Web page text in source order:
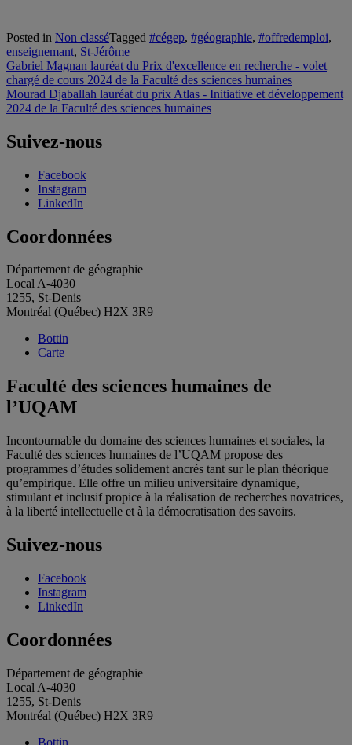
Posted in Non classéTagged #cégep, #géographie, #offredemploi,
enseignemant, St-Jérôme
Navigation
de
l'article
Gabriel Magnan lauréat du Prix d'excellence en recherche - volet
chargé de cours 2024 de la Faculté des sciences humaines
Mourad Djaballah lauréat du prix Atlas - Initiative et développement
2024 de la Faculté des sciences humaines
Suivez-nous
Facebook
Instagram
LinkedIn
Coordonnées
Département de géographie
Local A-4030
1255, St-Denis
Montréal (Québec) H2X 3R9
Bottin
Carte
Faculté des sciences humaines de
l’UQAM
Incontournable du domaine des sciences humaines et sociales, la
Faculté des sciences humaines de l’UQAM propose des
programmes d’études solidement ancrés tant sur le plan théorique
qu’empirique. Elle offre un milieu universitaire dynamique,
stimulant et inclusif propice à la réalisation de recherches novatrices,
à la liberté intellectuelle et à la démocratisation des savoirs.
Suivez-nous
Facebook
Instagram
LinkedIn
Coordonnées
Département de géographie
Local A-4030
1255, St-Denis
Montréal (Québec) H2X 3R9
Bottin